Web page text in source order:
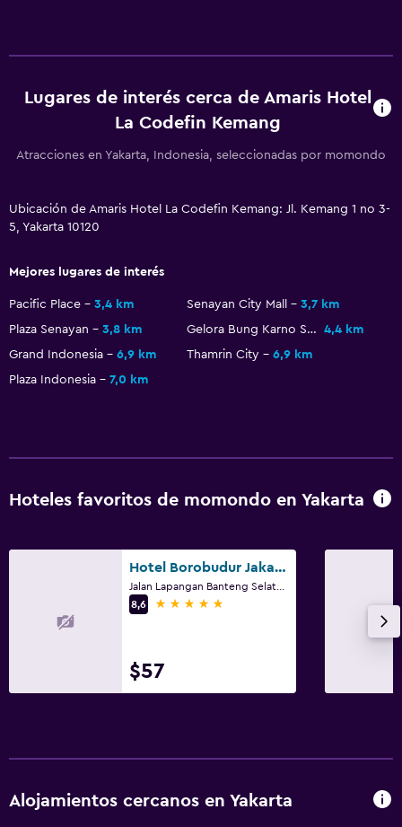
Lugares de interés cerca de Amaris Hotel
La Codefin Kemang
Atracciones en Yakarta, Indonesia, seleccionadas por momondo
Ubicación de Amaris Hotel La Codefin Kemang: Jl. Kemang 1 no 3-
5, Yakarta 10120
Mejores lugares de interés
Pacific Place 3,4 km Senayan City Mall
3,7 km
Plaza Senayan
3,8 km Gelora Bung Karno Stadium
4,4 km
Grand Indonesia
6,9 km Thamrin City
6,9 km
Plaza Indonesia
7,0 km
Hoteles favoritos de momondo en Yakarta
Hotel Borobudur Jakarta
8,6
5 estrellas
$57
Alojamientos cercanos en Yakarta